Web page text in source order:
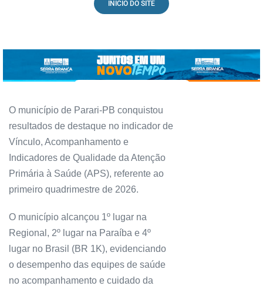
INICIO DO SITE
O município de Parari-PB conquistou
resultados de destaque no indicador de
Vínculo, Acompanhamento e
Indicadores de Qualidade da Atenção
Primária à Saúde (APS), referente ao
primeiro quadrimestre de 2026.
O município alcançou 1º lugar na
Regional, 2º lugar na Paraíba e 4º
lugar no Brasil (BR 1K), evidenciando
o desempenho das equipes de saúde
no acompanhamento e cuidado da